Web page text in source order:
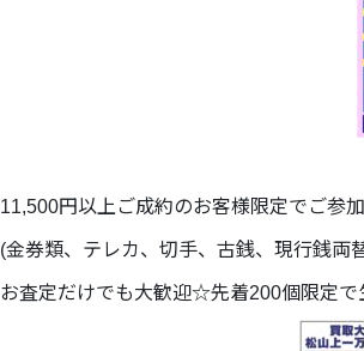
11,500円以上ご成約のお客様限定でご参
(金券類、テレカ、切手、古銭、現行銭両
お査定だけでも大歓迎☆先着200個限定